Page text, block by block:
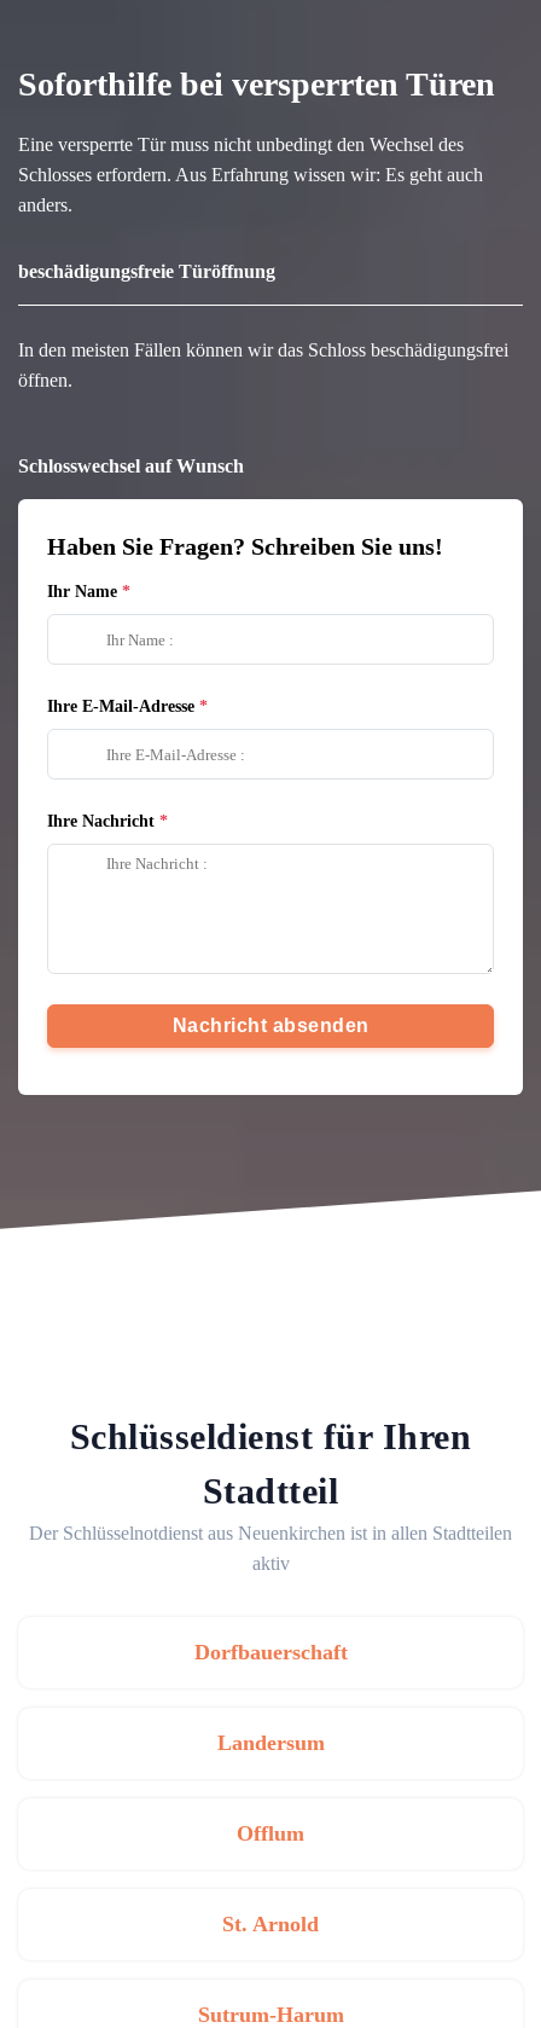
Soforthilfe bei versperrten Türen
Eine versperrte Tür muss nicht unbedingt den Wechsel des
Schlosses erfordern. Aus Erfahrung wissen wir: Es geht auch
anders.
beschädigungsfreie Türöffnung
In den meisten Fällen können wir das Schloss beschädigungsfrei
öffnen.
Schlosswechsel auf Wunsch
Haben Sie Fragen? Schreiben Sie uns!
Ihr Name
Ihre E-Mail-Adresse
Ihre Nachricht
Nachricht absenden
Schlüsseldienst für Ihren
Stadtteil
Der Schlüsselnotdienst aus Neuenkirchen ist in allen Stadtteilen
aktiv
Dorfbauerschaft
Landersum
Offlum
St. Arnold
Sutrum-Harum